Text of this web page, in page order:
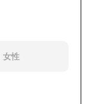
女性